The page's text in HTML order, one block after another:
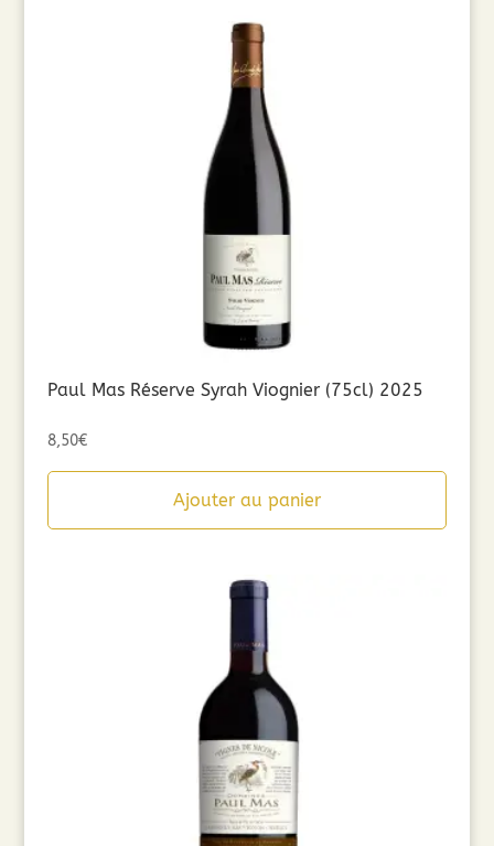
Paul Mas Réserve Syrah Viognier (75cl) 2025
8,50€
Ajouter au panier